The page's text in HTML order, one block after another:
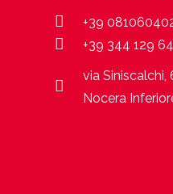
+39
+39 344 129
via Siniscalchi,
Nocera